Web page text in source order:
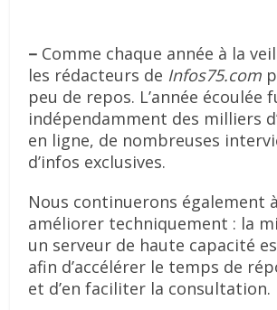
– Comme chaque année à la
les rédacteurs de Infos75.com
peu de repos. L’année écoulée
indépendamment des milliers
en ligne, de nombreuses
d’infos exclusives.
Nous continuerons également
améliorer techniquement : la
un serveur de haute capacité
afin d’accélérer le temps de
et d’en faciliter la consultation.